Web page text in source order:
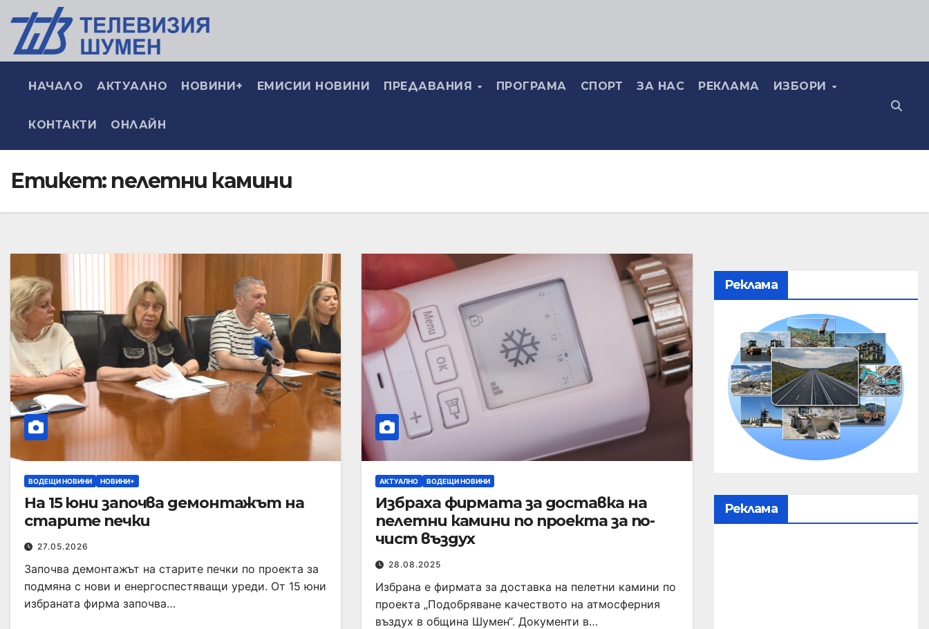
НАЧАЛО АКТУАЛНО НОВИНИ+ ЕМИСИИ НОВИНИ ПРЕДАВАНИЯ ПРОГРАМА СПОРТ ЗА НАС РЕКЛАМА ИЗБОРИ
КОНТАКТИ ОНЛАЙН
Етикет: пелетни камини
ВОДЕЩИ НОВИНИ НОВИНИ+
На 15 юни започва демонтажът на
старите печки
27.05.2026
Започва демонтажът на старите печки по проекта за
подмяна с нови и енергоспестяващи уреди. От 15 юни
избраната фирма започва…
АКТУАЛНО ВОДЕЩИ НОВИНИ
Избраха фирмата за доставка на
пелетни камини по проекта за по-
чист въздух
28.08.2025
Избрана е фирмата за доставка на пелетни камини по
проекта „Подобряване качеството на атмосферния
въздух в община Шумен“. Документи в…
Реклама
Реклама